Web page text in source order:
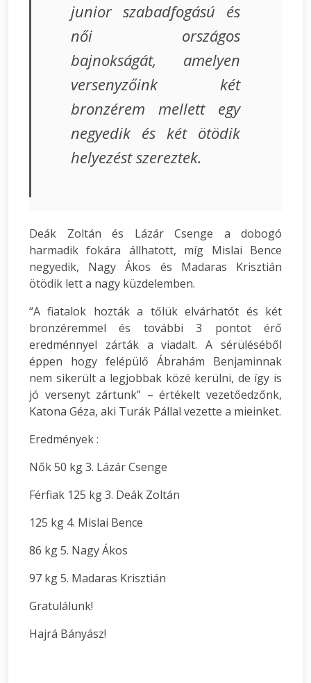
junior szabadfogású és
női országos
bajnokságát, amelyen
versenyzőink két
bronzérem mellett egy
negyedik és két ötödik
helyezést szereztek.
Deák Zoltán és Lázár Csenge a dobogó
harmadik fokára állhatott, míg Mislai Bence
negyedik, Nagy Ákos és Madaras Krisztián
ötödik lett a nagy küzdelemben.
“A fiatalok hozták a tőlük elvárhatót és két
bronzéremmel és további 3 pontot érő
eredménnyel zárták a viadalt. A sérüléséből
éppen hogy felépülő Ábrahám Benjaminnak
nem sikerült a legjobbak közé kerülni, de így is
jó versenyt zártunk” – értékelt vezetőedzőnk,
Katona Géza, aki Turák Pállal vezette a mieinket.
Eredmények :
Nők 50 kg 3. Lázár Csenge
Férfiak 125 kg 3. Deák Zoltán
125 kg 4. Mislai Bence
86 kg 5. Nagy Ákos
97 kg 5. Madaras Krisztián
Gratulálunk!
Hajrá Bányász!